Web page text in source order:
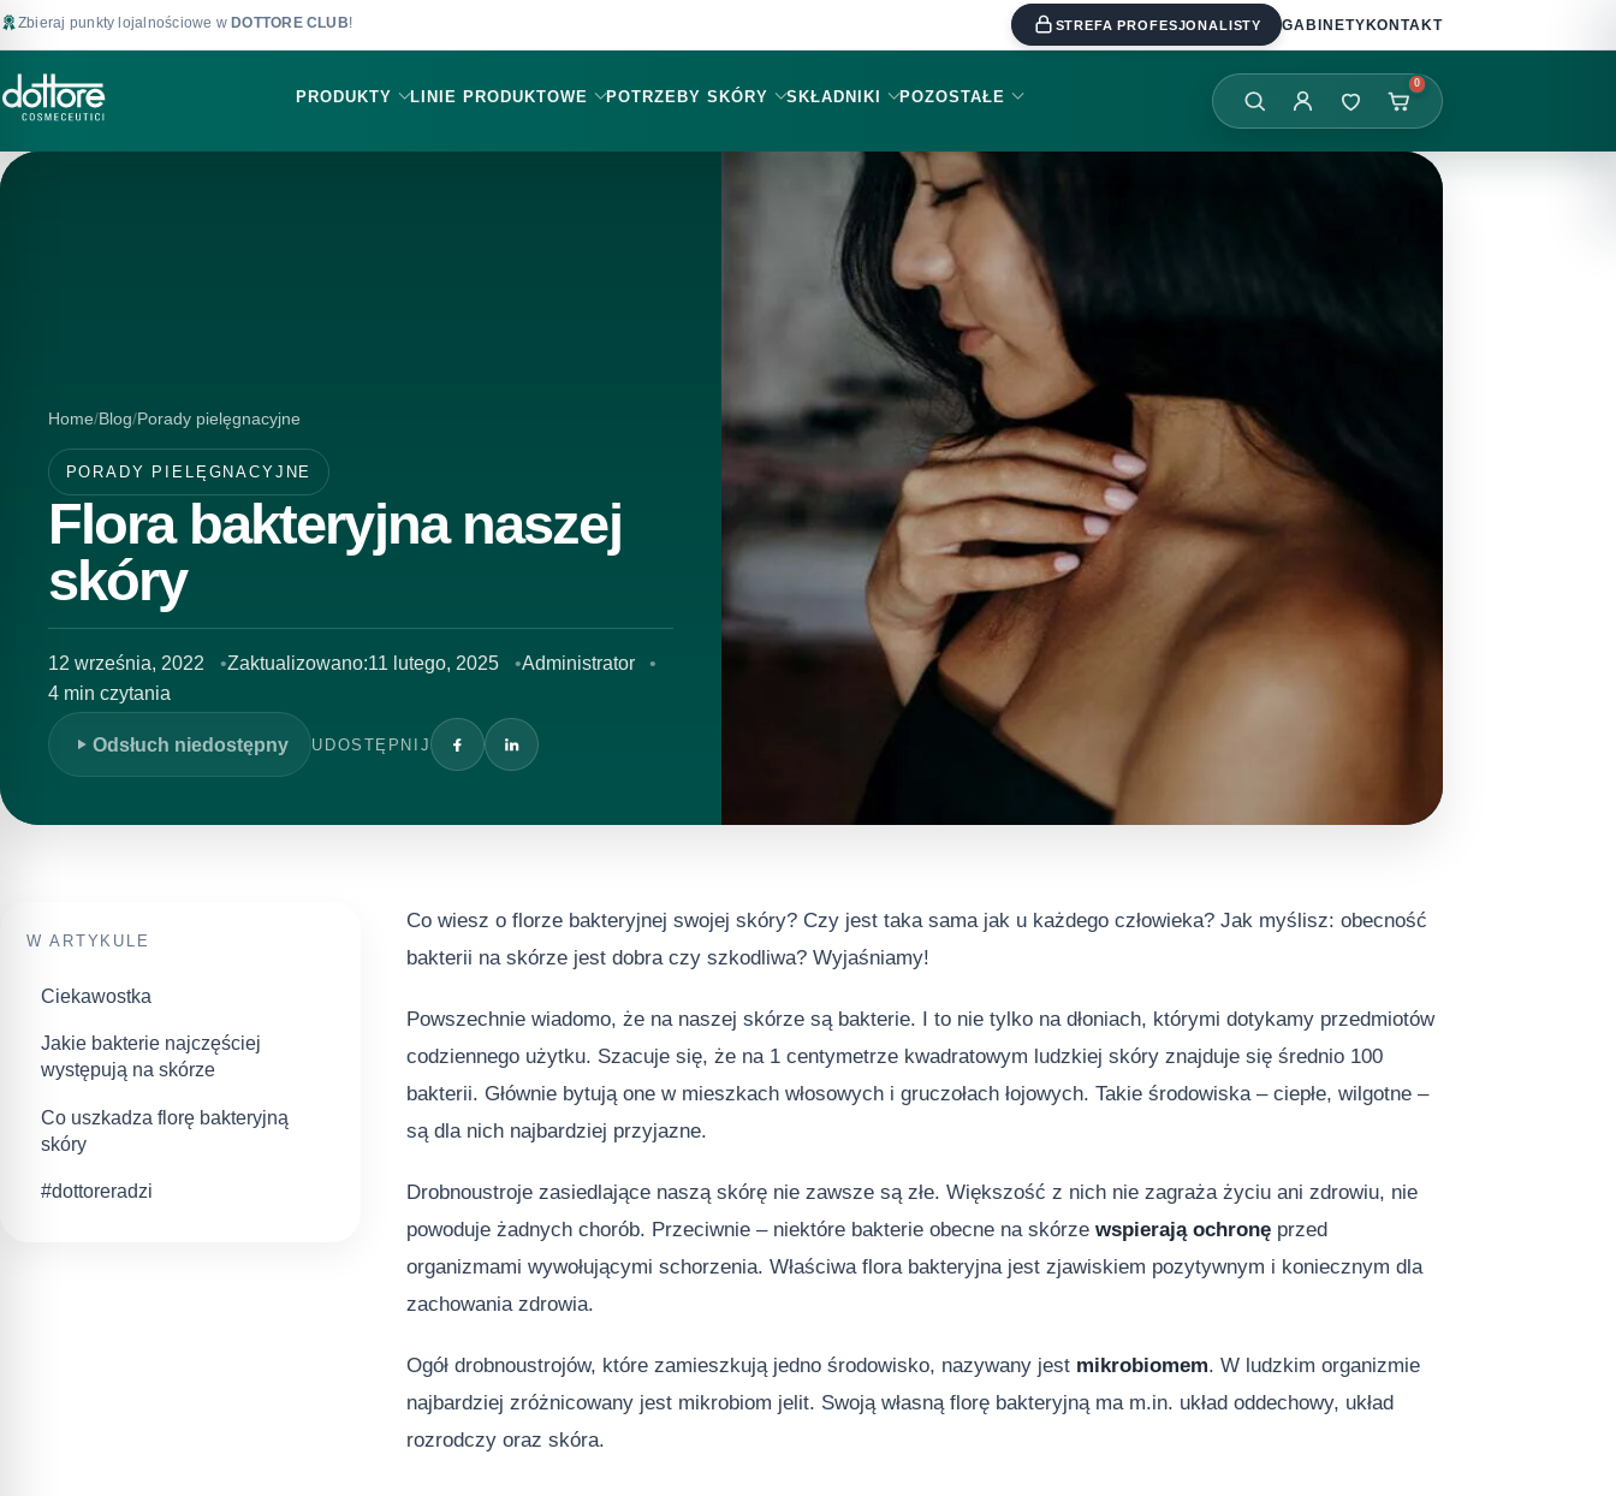
Zbieraj punkty lojalnościowe w DOTTORE CLUB! STREFA PROFESJONALISTY GABINETY KONTAKT
PRODUKTY LINIE PRODUKTOWE POTRZEBY SKÓRY SKŁADNIKI POZOSTAŁE
0
Home Blog Porady pielęgnacyjne
PORADY PIELĘGNACYJNE
Flora bakteryjna naszej
skóry
12 września, 2022 Zaktualizowano:11 lutego, 2025
Administrator
4 min czytania
Odsłuch niedostępny UDOSTĘPNIJ
W ARTYKULE
Ciekawostka
Jakie bakterie najczęściej
występują na skórze
Co uszkadza florę bakteryjną
skóry
#dottoreradzi
Co wiesz o florze bakteryjnej swojej skóry? Czy jest taka sama jak u każdego człowieka? Jak myślisz: obecność
bakterii na skórze jest dobra czy szkodliwa? Wyjaśniamy!
Powszechnie wiadomo, że na naszej skórze są bakterie. I to nie tylko na dłoniach, którymi dotykamy przedmiotów
codziennego użytku. Szacuje się, że na 1 centymetrze kwadratowym ludzkiej skóry znajduje się średnio 100
bakterii. Głównie bytują one w mieszkach włosowych i gruczołach łojowych. Takie środowiska – ciepłe, wilgotne –
są dla nich najbardziej przyjazne.
Drobnoustroje zasiedlające naszą skórę nie zawsze są złe. Większość z nich nie zagraża życiu ani zdrowiu, nie
powoduje żadnych chorób. Przeciwnie – niektóre bakterie obecne na skórzewspierają ochronę przed
organizmami wywołującymi schorzenia. Właściwa flora bakteryjna jest zjawiskiem pozytywnym i koniecznym dla
zachowania zdrowia.
Ogół drobnoustrojów, które zamieszkują jedno środowisko, nazywany jest mikrobiomem. W ludzkim organizmie
najbardziej zróżnicowany jest mikrobiom jelit. Swoją własną florę bakteryjną ma m.in. układ oddechowy, układ
rozrodczy oraz skóra.